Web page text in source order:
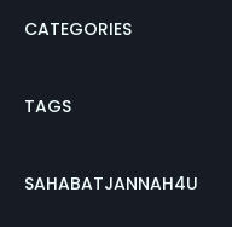
CATEGORIES
TAGS
SAHABATJANNAH4U